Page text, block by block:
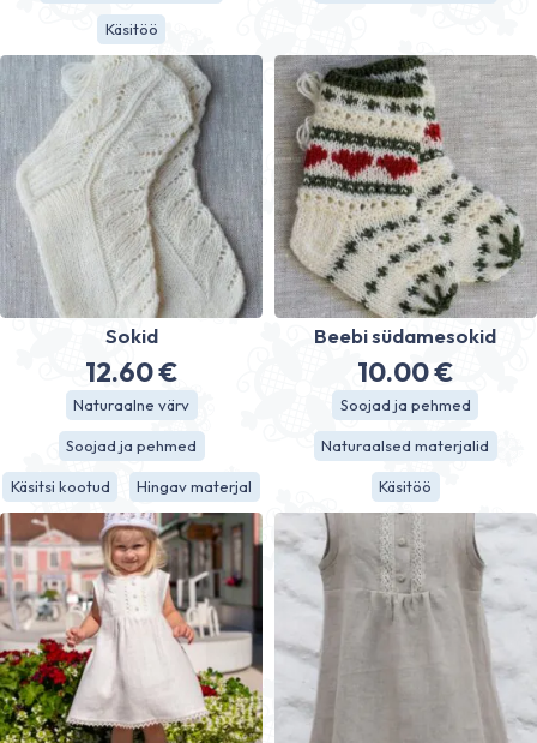
Käsitöö
Sokid
12.60€
Naturaalne värv
Soojad ja pehmed
Käsitsi kootud Hingav materjal
Beebi südamesokid
10.00€
Soojad ja pehmed
Naturaalsed materjalid
Käsitöö